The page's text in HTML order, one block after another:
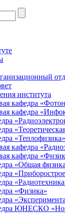
института
кафедра
кафедра
«Теплофизика»
кафедра
кафедра
«Общая
«Физика»
ЮНЕСКО